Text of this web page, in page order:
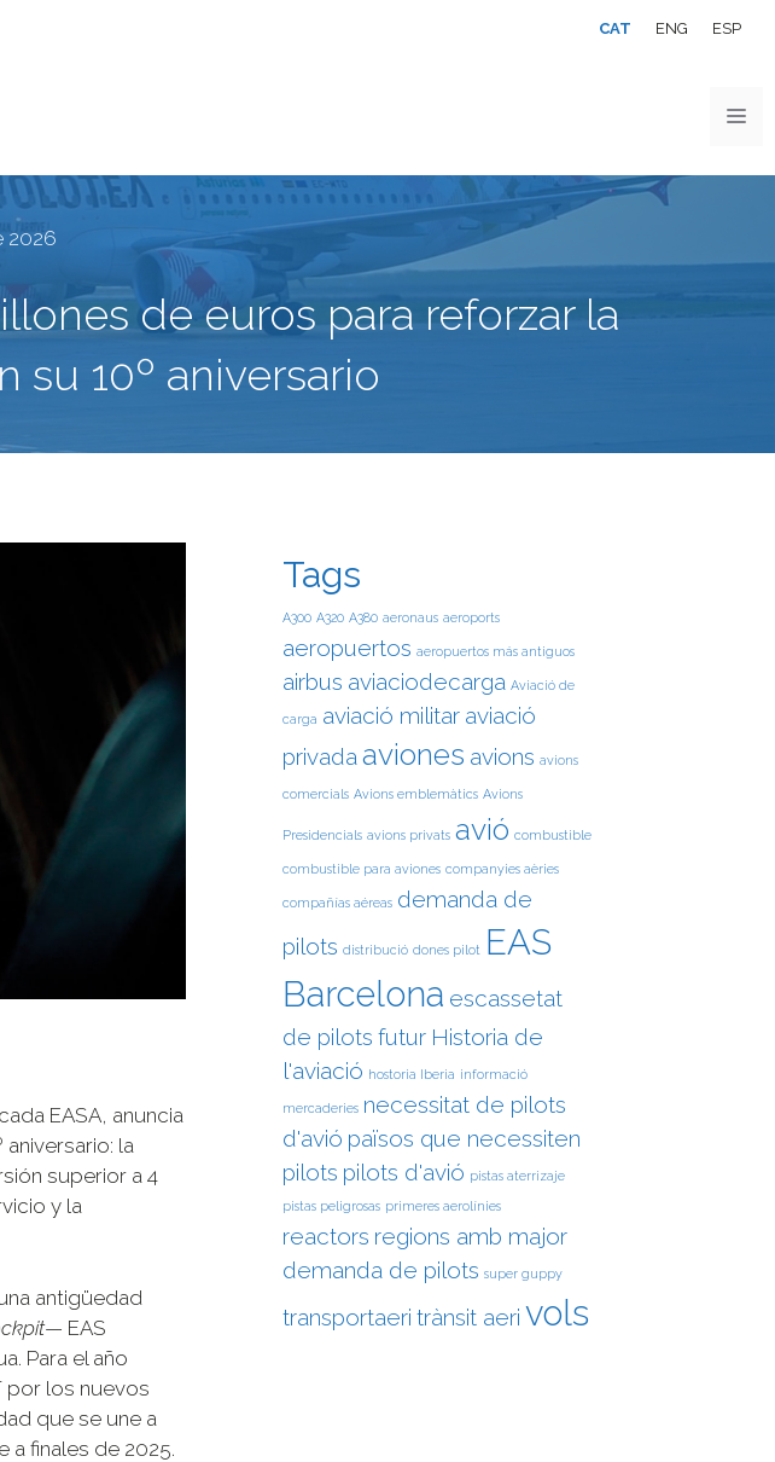
CAT ENG ESP
2026
de euros para reforzar la
10º aniversario
EASA, anuncia
la
superior a 4
y la
antigüedad
— EAS
Para el año
por los nuevos
que se une a
a finales de 2025.
Tags
A300 A320 A380 aeronaus aeroports
aeropuertos aeropuertos más antiguos
airbus aviaciodecarga Aviació de
carga aviació militar aviació
privada aviones avions avions
comercials Avions emblemàtics Avions
Presidencials avions privats avió combustible
combustible para aviones companyies aèries
compañías aéreas demanda de
pilots distribució dones pilot EAS
Barcelona escassetat
de pilots futur Historia de
l'aviació hostoria Iberia informació
mercaderies necessitat de pilots
d'avió països que necessiten
pilots pilots d'avió pistas aterrizaje
pistas peligrosas primeres aerolínies
reactors regions amb major
demanda de pilots super guppy
transportaeri trànsit aeri vols